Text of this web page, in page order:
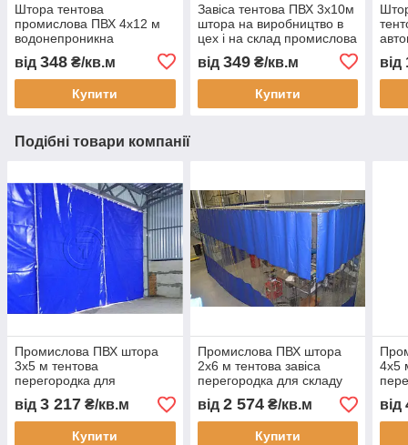
Штора тентова
промислова ПВХ 4х12 м
водонепроникна
перегородка для складу
цеху автомийки та СТО
від 348 ₴/кв.м
Купити
Завіса тентова ПВХ 3х10м
штора на виробництво в
цех і на склад промислова
водонепроникна завіса
ПВХ для СТО
від 349₴/кв.м
Купити
від
Подібні товари компанії
Промислова ПВХ штора
3х5 м тентова
перегородка для
автомийки СТО складу
цеху водонепроникна під
замовлення
від 3 217 ₴/кв.м
Купити
Промислова ПВХ штора
2х6 м тентова завіса
перегородка для складу
цеху автомийки
водонепроникна під
замовлення
від 2 574₴/кв.м
Купити
4х5
від